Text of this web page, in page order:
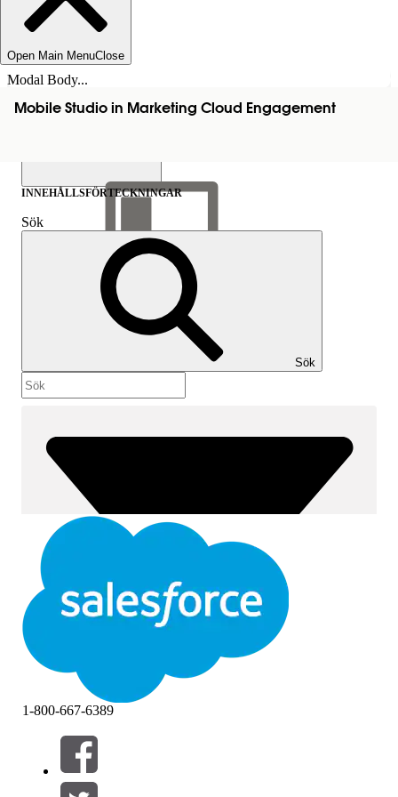
Open Main MenuClose
Modal Body...
Mobile Studio in Marketing Cloud Engagement
Visa
innehållsförteckning
Innehållsförteckningar
INNEHÅLLSFÖRTECKNINGAR
Sök
Sök
Filtrera efter (0)
VÄLJ FILTER
1-800-667-6389